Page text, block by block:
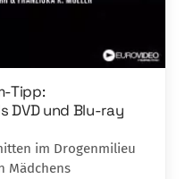
Tipp:
DVD und Blu-ray
im Drogenmilieu
Mädchens